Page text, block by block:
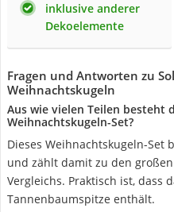
inklusive anderer
Dekoelemente
Fragen und Antworten zu
Weihnachtskugeln
Aus wie vielen Teilen besteht
Weihnachtskugeln-Set?
Dieses Weihnachtskugeln-Set
und zählt damit zu den
Vergleichs. Praktisch ist, dass
Tannenbaumspitze enthält.